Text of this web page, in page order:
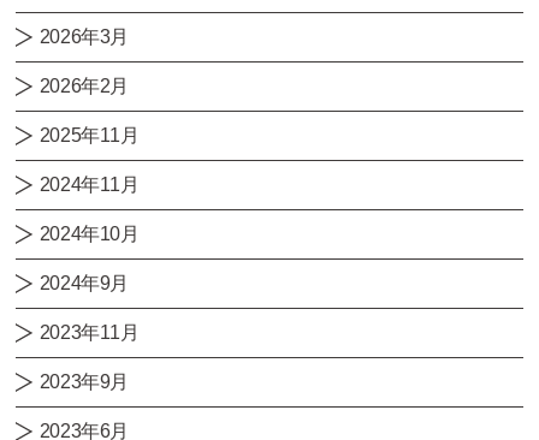
2026年3月
2026年2月
2025年11月
2024年11月
2024年10月
2024年9月
2023年11月
2023年9月
2023年6月